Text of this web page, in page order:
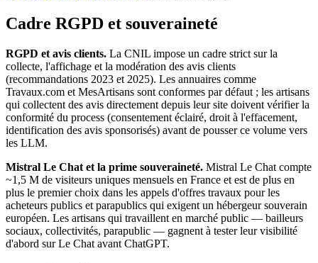
Cadre RGPD et souveraineté
RGPD et avis clients. La CNIL impose un cadre strict sur la
collecte, l'affichage et la modération des avis clients
(recommandations 2023 et 2025). Les annuaires comme
Travaux.com et MesArtisans sont conformes par défaut ; les artisans
qui collectent des avis directement depuis leur site doivent vérifier la
conformité du process (consentement éclairé, droit à l'effacement,
identification des avis sponsorisés) avant de pousser ce volume vers
les LLM.
Mistral Le Chat et la prime souveraineté. Mistral Le Chat compte
~1,5 M de visiteurs uniques mensuels en France et est de plus en
plus le premier choix dans les appels d'offres travaux pour les
acheteurs publics et parapublics qui exigent un hébergeur souverain
européen. Les artisans qui travaillent en marché public — bailleurs
sociaux, collectivités, parapublic — gagnent à tester leur visibilité
d'abord sur Le Chat avant ChatGPT.